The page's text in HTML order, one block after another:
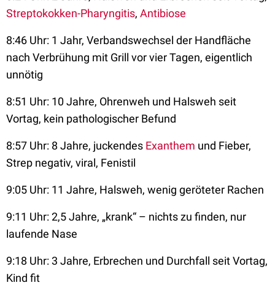
Streptokokken-Pharyngitis, Antibiose
8:46 Uhr: 1 Jahr, Verbandswechsel der Handfläche
nach Verbrühung mit Grill vor vier Tagen, eigentlich
unnötig
8:51 Uhr: 10 Jahre, Ohrenweh und Halsweh seit
Vortag, kein pathologischer Befund
8:57 Uhr: 8 Jahre, juckendes Exanthem und Fieber,
Strep negativ, viral, Fenistil
9:05 Uhr: 11 Jahre, Halsweh, wenig geröteter Rachen
9:11 Uhr: 2,5 Jahre, „krank“ – nichts zu finden, nur
laufende Nase
9:18 Uhr: 3 Jahre, Erbrechen und Durchfall seit Vortag,
Kind fit